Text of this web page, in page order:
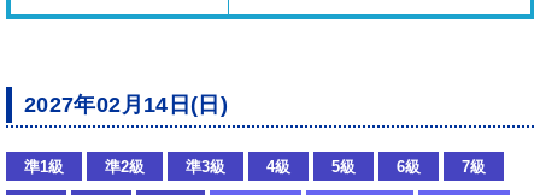
2027年02月14日(日)
準1級 準2級 準3級 4級 5級 6級 7級